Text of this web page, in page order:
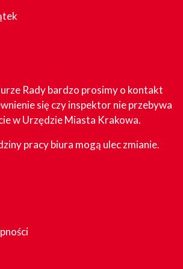
Rady bardzo prosimy o kontakt
się czy inspektor nie przebywa
w Urzędzie Miasta Krakowa.
pracy biura mogą ulec zmianie.